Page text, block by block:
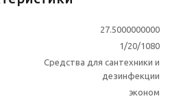
27.5000000000
1/20/1080
Средства для сантехники и
дезинфекции
эконом